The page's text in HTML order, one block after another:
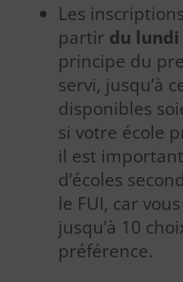
Les
partir du lundi
principe du
servi, jusqu’à
disponibles
si votre école
il est
d’écoles
le FUI, car
jusqu’à 10
préférence.